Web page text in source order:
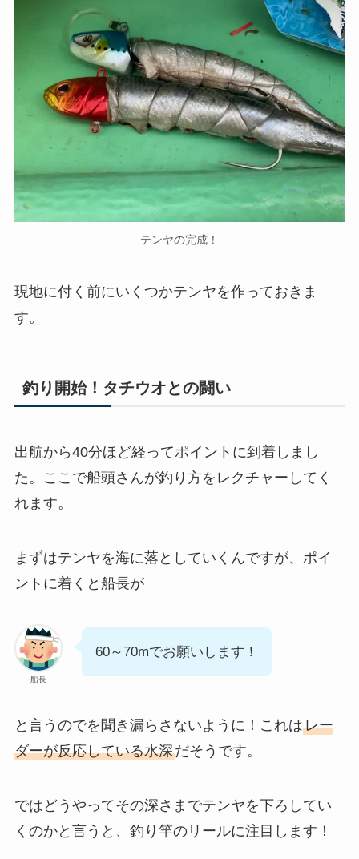
テンヤの完成！
現地に付く前にいくつかテンヤを作っておきま
す。
釣り開始！タチウオとの闘い
出航から40分ほど経ってポイントに到着しまし
た。ここで船頭さんが釣り方をレクチャーしてく
れます。
まずはテンヤを海に落としていくんですが、ポイ
ントに着くと船長が
船長
60～70mでお願いします！
と言うのでを聞き漏らさないように！これはレー
ダーが反応している水深だそうです。
ではどうやってその深さまでテンヤを下ろしてい
くのかと言うと、釣り竿のリールに注目します！